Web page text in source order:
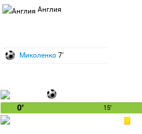
Англия
Миколенко 7′
0′ 15′